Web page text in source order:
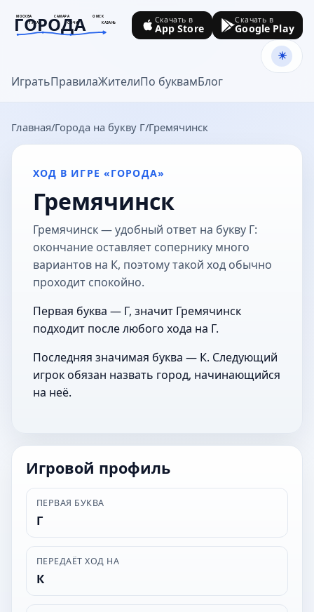
МОСКВА САМАРА
ОМСК
ТУЛА
СОЧИ КАЗАНЬ
ГОРОДА
goroda-na.ru
ИгратьПравилаЖителиПо буквамБлог
Скачать в
App Store
Скачать в
Google Play
Главная Города на букву Г Гремячинск
ХОД В ИГРЕ «ГОРОДА»
Гремячинск
Гремячинск — удобный ответ на букву Г:
окончание оставляет сопернику много
вариантов на К, поэтому такой ход обычно
проходит спокойно.
Первая буква — Г, значит Гремячинск
подходит после любого хода на Г.
Последняя значимая буква — К. Следующий
игрок обязан назвать город, начинающийся
на неё.
Игровой профиль
ПЕРВАЯ БУКВА
Г
ПЕРЕДАЁТ ХОД НА
К